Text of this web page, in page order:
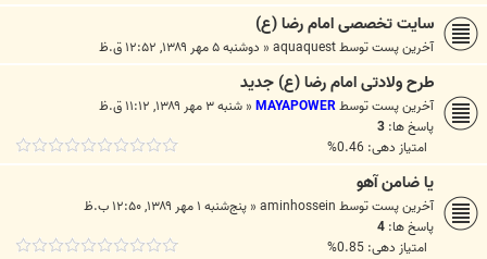
سایت تخصصی امام رضا (ع)
آخرین پست توسطaquaquest
« دوشنبه ۵ مهر ۱۳۸۹, ۱۲:۵۲ ق.ظ
طرح ولادتی امام رضا (ع) جدید
آخرین پست توسطMAYAPOWER
« شنبه ۳ مهر ۱۳۸۹, ۱۱:۱۲ ق.ظ
پاسخ ها: 3
امتیاز دهی: 0.46%
یا ضامن آهو
آخرین پست توسطaminhossein
« پنج‌شنبه ۱ مهر ۱۳۸۹, ۱۲:۵۰ ب.ظ
پاسخ ها: 4
امتیاز دهی: 0.85%